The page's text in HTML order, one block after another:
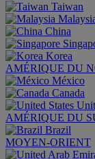
Taiwan
China
Korea
AMÉRIQUE DU
México
Canada
AMÉRIQUE DU
Brazil
MOYEN-ORIENT